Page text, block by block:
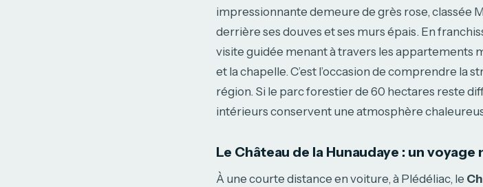
impressionnante demeure de grès rose, classée
derrière ses douves et ses murs épais. En
visite guidée menant à travers les appartements
et la chapelle. C’est l’occasion de comprendre la
région. Si le parc forestier de 60 hectares reste
intérieurs conservent une atmosphère
Le Château de la Hunaudaye : un voyage
À une courte distance en voiture, à Plédéliac, le